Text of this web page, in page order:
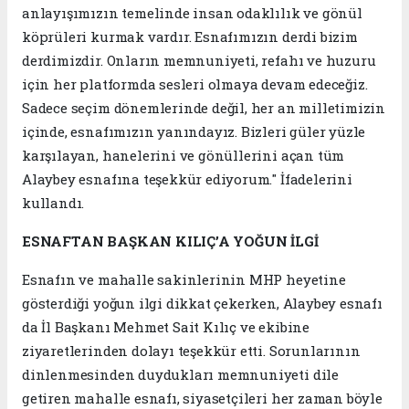
anlayışımızın temelinde insan odaklılık ve gönül
köprüleri kurmak vardır. Esnafımızın derdi bizim
derdimizdir. Onların memnuniyeti, refahı ve huzuru
için her platformda sesleri olmaya devam edeceğiz.
Sadece seçim dönemlerinde değil, her an milletimizin
içinde, esnafımızın yanındayız. Bizleri güler yüzle
karşılayan, hanelerini ve gönüllerini açan tüm
Alaybey esnafına teşekkür ediyorum." İfadelerini
kullandı.
ESNAFTAN BAŞKAN KILIÇ’A YOĞUN İLGİ
Esnafın ve mahalle sakinlerinin MHP heyetine
gösterdiği yoğun ilgi dikkat çekerken, Alaybey esnafı
da İl Başkanı Mehmet Sait Kılıç ve ekibine
ziyaretlerinden dolayı teşekkür etti. Sorunlarının
dinlenmesinden duydukları memnuniyeti dile
getiren mahalle esnafı, siyasetçileri her zaman böyle